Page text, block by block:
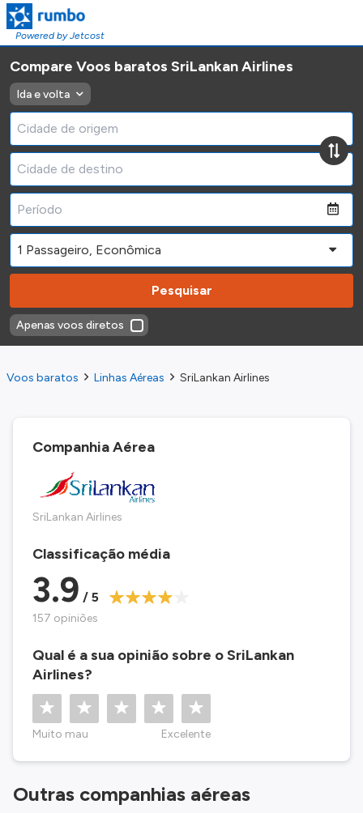
Powered by Jetcost
Compare Voos baratos SriLankan Airlines
Ida e volta
Pesquisar
Apenas voos diretos
Voos baratos Linhas Aéreas SriLankan Airlines
Companhia Aérea
SriLankan Airlines
Classificação média
3.9 / 5
157 opiniões
Qual é a sua opinião sobre o SriLankan
Airlines?
Muito mau Excelente
Outras companhias aéreas